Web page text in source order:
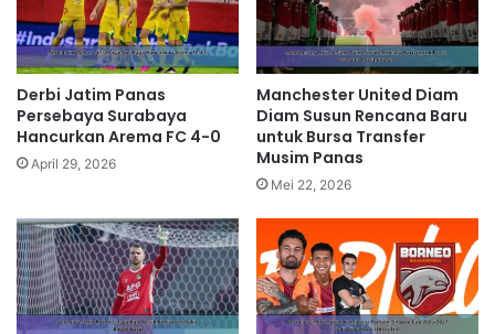
Derbi Jatim Panas
Persebaya Surabaya
Hancurkan Arema FC 4-0
April 29, 2026
Manchester United Diam
Diam Susun Rencana Baru
untuk Bursa Transfer
Musim Panas
Mei 22, 2026